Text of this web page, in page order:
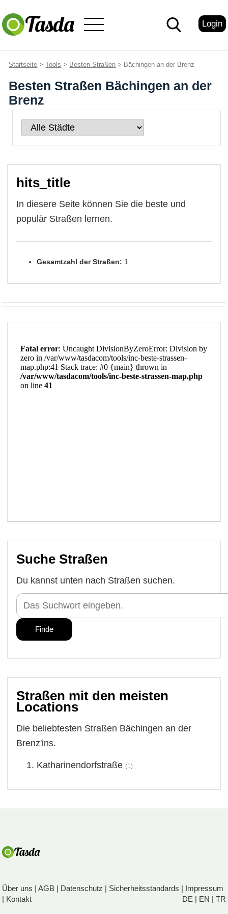
Login
Startseite >Tools > Besten Straßen > Bächingen an der Brenz
Besten Straßen Bächingen an der
Brenz
hits_title
In diesere Seite können Sie die beste und
populär Straßen lernen.
Gesamtzahl der Straßen: 1
Suche Straßen
Du kannst unten nach Straßen suchen.
Straßen mit den meisten
Locations
Die beliebtesten Straßen Bächingen an der
Brenz'ins.
Katharinendorfstraße (1)
Über uns |AGB Datenschutz Sicherheitsstandards
Impressum
Kontakt DE| EN TR